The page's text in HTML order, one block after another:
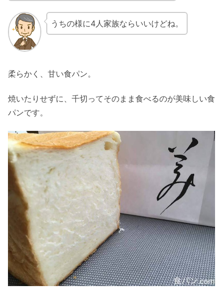
うちの様に4人家族ならいいけどね。
柔らかく、甘い食パン。
焼いたりせずに、千切ってそのまま食べるのが美味しい食
パンです。